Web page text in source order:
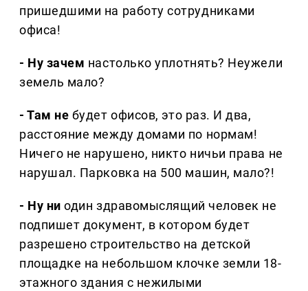
пришедшими на работу сотрудниками
офиса!
- Ну зачем настолько уплотнять? Неужели
земель мало?
- Там не будет офисов, это раз. И два,
расстояние между домами по нормам!
Ничего не нарушено, никто ничьи права не
нарушал. Парковка на 500 машин, мало?!
- Ну ни один здравомыслящий человек не
подпишет документ, в котором будет
разрешено строительство на детской
площадке на небольшом клочке земли 18-
этажного здания с нежилыми